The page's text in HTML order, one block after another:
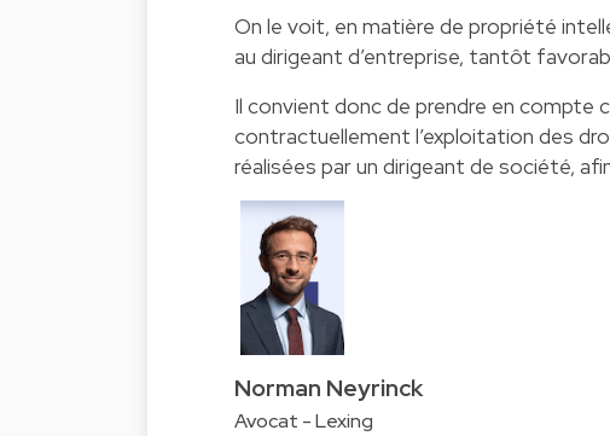
On le voit, en matière de propriété
au dirigeant d’entreprise, tantôt
Il convient donc de prendre en compte
contractuellement l’exploitation des
réalisées par un dirigeant de société,
Norman Neyrinck
Avocat - Lexing